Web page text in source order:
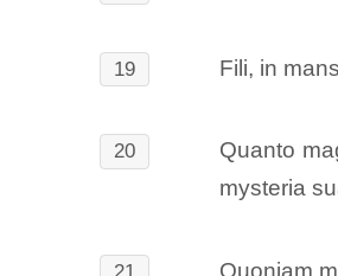
19 Fili, in
20
Quanto
mysteria
Quoniam